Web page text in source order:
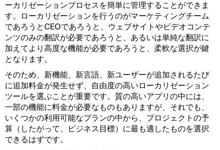
ーカリゼーションプロセスを簡単に管理することができま
す。ローカリゼーションを行うのがマーケティングチーム
であろうとCEOであろうと、ウェブサイトやビデオコンテ
ンツのみの翻訳が必要であろうと、あるいは単純な翻訳に
加えてより高度な機能が必要であろうと、柔軟な選択が鍵
となります。
そのため、新機能、新言語、新ユーザーが追加されるたび
に追加料金が発生せず、自由度の高いローカリゼーション
ツールを選ぶことが重要です。質の高いアプリの中には、
一部の機能に料金が必要なものもありますが、それでも、
いくつかの利用可能なプランの中から、プロジェクトの予
算（したがって、ビジネス目標）に最も適したものを選択
できるはずです。